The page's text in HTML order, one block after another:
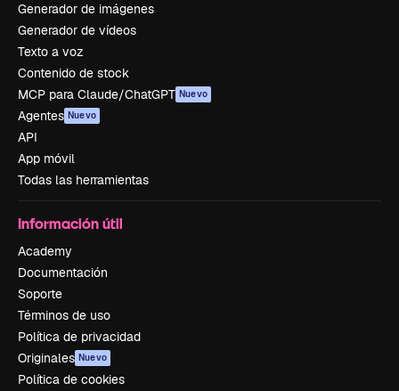
Generador de imágenes
Generador de vídeos
Texto a voz
Contenido de stock
MCP para Claude/ChatGPT Nuevo
Agentes Nuevo
API
App móvil
Todas las herramientas
Información útil
Academy
Documentación
Soporte
Términos de uso
Política de privacidad
Originales Nuevo
Política de cookies